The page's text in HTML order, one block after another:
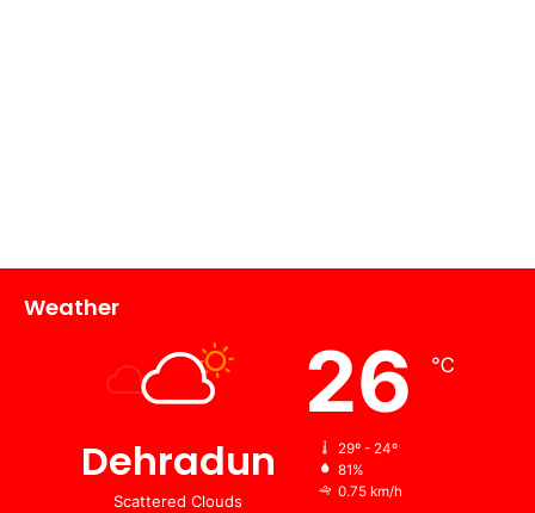
Weather
Dehradun
Scattered Clouds
26 ℃
29º - 24º
81%
0.75 km/h